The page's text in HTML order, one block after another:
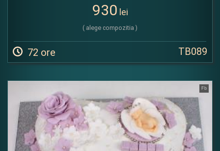
930 lei
( alege compozitia )
72 ore TB089
Fb